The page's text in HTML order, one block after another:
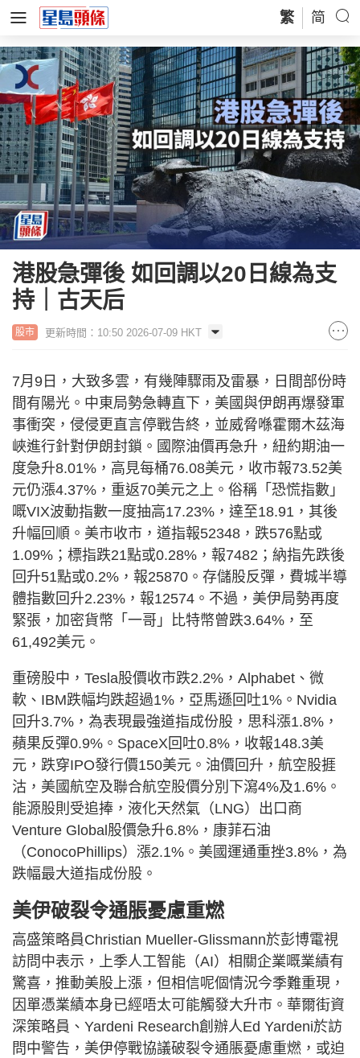
繁 简
港股急彈後 如回調以20日線為支
持｜古天后
股市 更新時間：10:50 2026-07-09 HKT
7月9日，大致多雲，有幾陣驟雨及雷暴，日間部份時
間有陽光。中東局勢急轉直下，美國與伊朗再爆發軍
事衝突，侵侵更直言停戰告終，並威脅喺霍爾木茲海
峽進行針對伊朗封鎖。國際油價再急升，紐約期油一
度急升8.01%，高見每桶76.08美元，收市報73.52美
元仍漲4.37%，重返70美元之上。俗稱「恐慌指數」
嘅VIX波動指數一度抽高17.23%，達至18.91，其後
升幅回順。美市收市，道指報52348，跌576點或
1.09%；標指跌21點或0.28%，報7482；納指先跌後
回升51點或0.2%，報25870。存儲股反彈，費城半導
體指數回升2.23%，報12574。不過，美伊局勢再度
緊張，加密貨幣「一哥」比特幣曾跌3.64%，至
61,492美元。
重磅股中，Tesla股價收市跌2.2%，Alphabet、微
軟、IBM跌幅均跌超過1%，亞馬遜回吐1%。Nvidia
回升3.7%，為表現最強道指成份股，思科漲1.8%，
蘋果反彈0.9%。SpaceX回吐0.8%，收報148.3美
元，跌穿IPO發行價150美元。油價回升，航空股捱
沽，美國航空及聯合航空股價分別下瀉4%及1.6%。
能源股則受追捧，液化天然氣（LNG）出口商
Venture Global股價急升6.8%，康菲石油
（ConocoPhillips）漲2.1%。美國運通重挫3.8%，為
跌幅最大道指成份股。
美伊破裂令通脹憂慮重燃
高盛策略員Christian Mueller-Glissmann於彭博電視
訪問中表示，上季人工智能（AI）相關企業嘅業績有
驚喜，推動美股上漲，但相信呢個情況今季難重現，
因單憑業績本身已經唔太可能觸發大升市。華爾街資
深策略員、Yardeni Research創辦人Ed Yardeni於訪
問中警告，美伊停戰協議破裂令通脹憂慮重燃，或迫